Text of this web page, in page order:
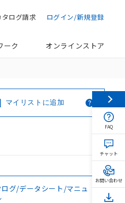
ログイン/新規登録
タログ請求
ーク オンラインストア
マイリストに追加
ログ/データシート/マニュ
FAQ
チャット
お問い合わせ